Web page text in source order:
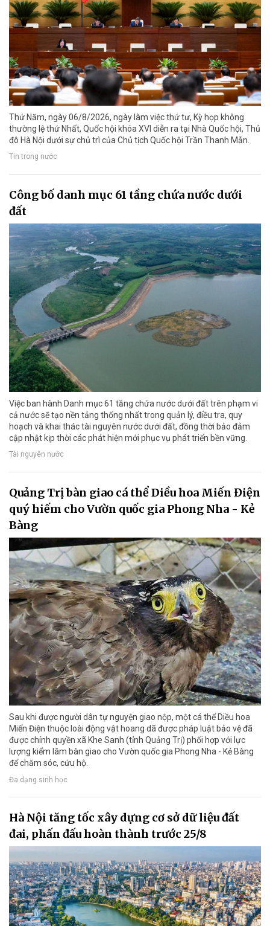
Thứ Năm, ngày 06/8/2026, ngày làm việc thứ tư, Kỳ họp không
thường lệ thứ Nhất, Quốc hội khóa XVI diễn ra tại Nhà Quốc hội, Thủ
đô Hà Nội dưới sự chủ trì của Chủ tịch Quốc hội Trần Thanh Mẫn.
Tin trong nước
Công bố danh mục 61 tầng chứa nước dưới
đất
Việc ban hành Danh mục 61 tầng chứa nước dưới đất trên phạm vi
cả nước sẽ tạo nền tảng thống nhất trong quản lý, điều tra, quy
hoạch và khai thác tài nguyên nước dưới đất, đồng thời bảo đảm
cập nhật kịp thời các phát hiện mới phục vụ phát triển bền vững.
Tài nguyên nước
Quảng Trị bàn giao cá thể Diều hoa Miến Điện
quý hiếm cho Vườn quốc gia Phong Nha - Kẻ
Bàng
Sau khi được người dân tự nguyện giao nộp, một cá thể Diều hoa
Miến Điện thuộc loài động vật hoang dã được pháp luật bảo vệ đã
được chính quyền xã Khe Sanh (tỉnh Quảng Trị) phối hợp với lực
lượng kiểm lâm bàn giao cho Vườn quốc gia Phong Nha - Kẻ Bàng
để chăm sóc, cứu hộ.
Đa dạng sinh học
Hà Nội tăng tốc xây dựng cơ sở dữ liệu đất
đai, phấn đấu hoàn thành trước 25/8